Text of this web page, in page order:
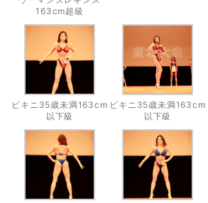
163cm超級
ビキニ35歳未満163cm
以下級
ビキニ35歳未満163cm
以下級